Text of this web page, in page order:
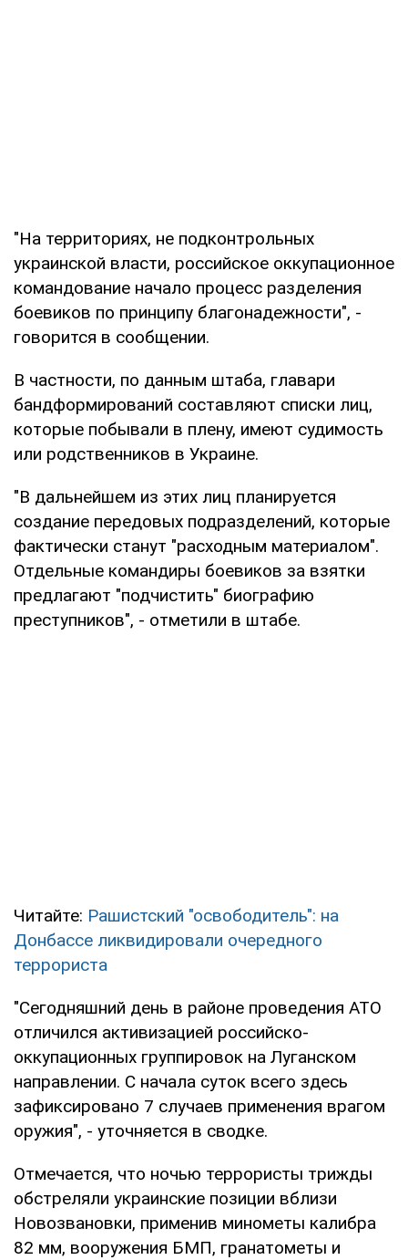
"На территориях, не подконтрольных
украинской власти, российское оккупационное
командование начало процесс разделения
боевиков по принципу благонадежности", -
говорится в сообщении.
В частности, по данным штаба, главари
бандформирований составляют списки лиц,
которые побывали в плену, имеют судимость
или родственников в Украине.
"В дальнейшем из этих лиц планируется
создание передовых подразделений, которые
фактически станут "расходным материалом".
Отдельные командиры боевиков за взятки
предлагают "подчистить" биографию
преступников", - отметили в штабе.
Читайте: Рашистский "освободитель": на
Донбассе ликвидировали очередного
террориста
"Сегодняшний день в районе проведения АТО
отличился активизацией российско-
оккупационных группировок на Луганском
направлении. С начала суток всего здесь
зафиксировано 7 случаев применения врагом
оружия", - уточняется в сводке.
Отмечается, что ночью террористы трижды
обстреляли украинские позиции вблизи
Новозвановки, применив минометы калибра
82 мм, вооружения БМП, гранатометы и